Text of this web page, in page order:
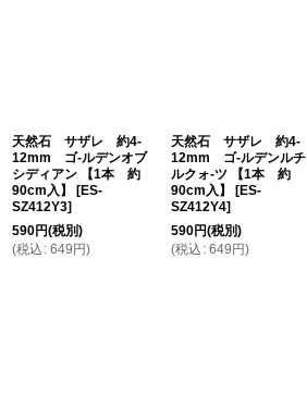
天然石 サザレ 約4-
12mm ゴ-ルデンオブ
シディアン 【1本 約
90cm入】
[ES-
SZ412Y3]
590円(税別)
(税込 : 649 円)
天然石 サザレ 約4-
12mm ゴ-ルデンルチ
ルクォ-ツ 【1本 約
90cm入】
[ES-
SZ412Y4]
590円(税別)
(税込 : 649 円)